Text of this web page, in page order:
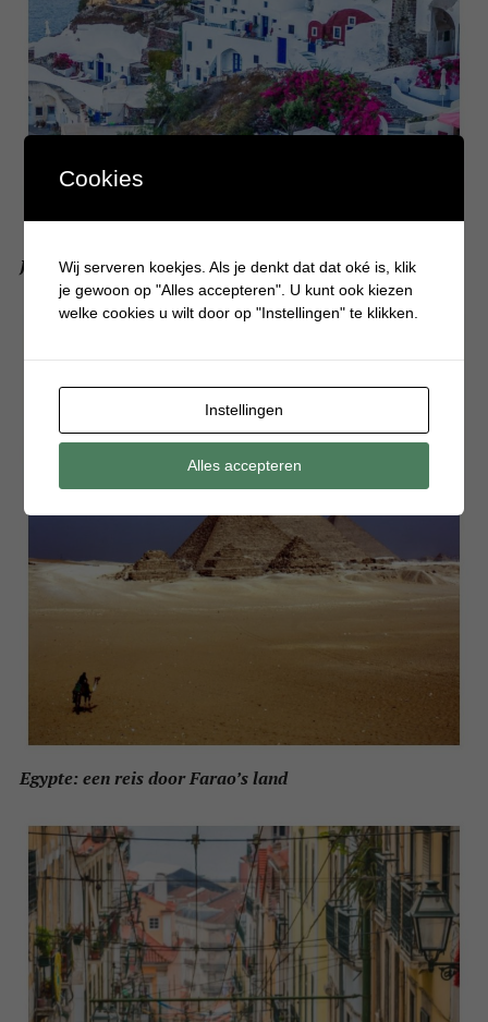
Jouw droomvakantie in een Grieks resort
Egypte: een reis door Farao’s land
Cookies
Wij serveren koekjes. Als je denkt dat dat oké is, klik
je gewoon op "Alles accepteren". U kunt ook kiezen
welke cookies u wilt door op "Instellingen" te klikken.
Instellingen
Alles accepteren